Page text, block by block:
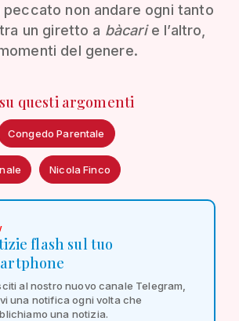
peccato non andare ogni tanto
un giretto a bàcarie l’altro,
del genere.
questi argomenti
Congedo Parentale
Nicola Finco
flash sul tuo
al nostro nuovo canale Telegram,
una notifica ogni volta che
una notizia.